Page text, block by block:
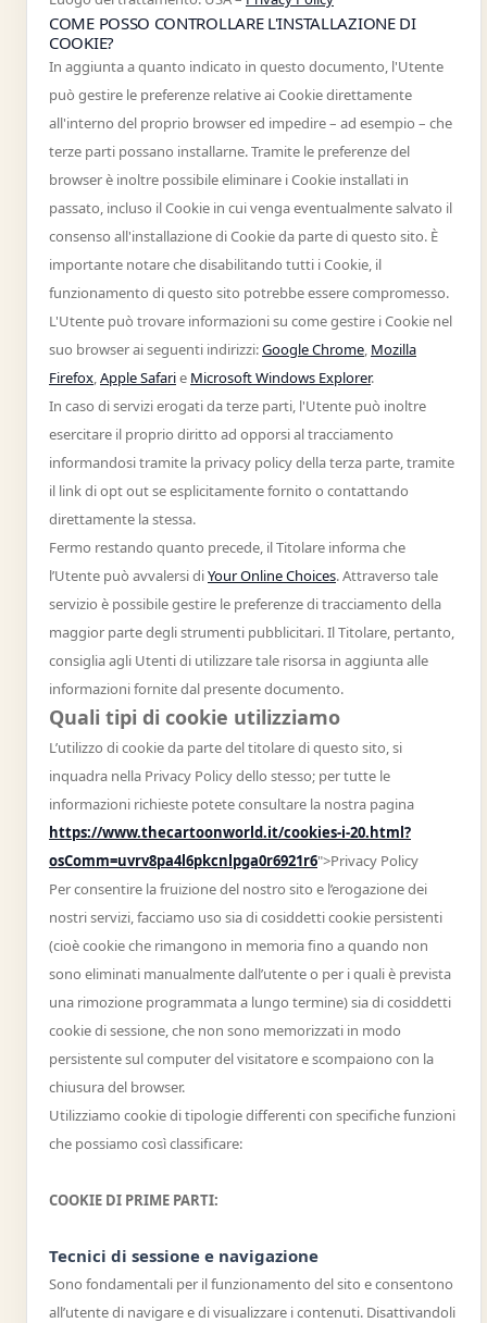
COME POSSO CONTROLLARE L'INSTALLAZIONE DI
COOKIE?
In aggiunta a quanto indicato in questo documento, l'Utente
può gestire le preferenze relative ai Cookie direttamente
all'interno del proprio browser ed impedire – ad esempio – che
terze parti possano installarne. Tramite le preferenze del
browser è inoltre possibile eliminare i Cookie installati in
passato, incluso il Cookie in cui venga eventualmente salvato il
consenso all'installazione di Cookie da parte di questo sito. È
importante notare che disabilitando tutti i Cookie, il
funzionamento di questo sito potrebbe essere compromesso.
L'Utente può trovare informazioni su come gestire i Cookie nel
suo browser ai seguenti indirizzi:Google Chrome, Mozilla
Firefox,Apple Safarie Microsoft Windows Explorer.
In caso di servizi erogati da terze parti, l'Utente può inoltre
esercitare il proprio diritto ad opporsi al tracciamento
informandosi tramite la privacy policy della terza parte, tramite
il link di opt out se esplicitamente fornito o contattando
direttamente la stessa.
Fermo restando quanto precede, il Titolare informa che
l’Utente può avvalersi diYour Online Choices. Attraverso tale
servizio è possibile gestire le preferenze di tracciamento della
maggior parte degli strumenti pubblicitari. Il Titolare, pertanto,
consiglia agli Utenti di utilizzare tale risorsa in aggiunta alle
informazioni fornite dal presente documento.
Quali tipi di cookie utilizziamo
L’utilizzo di cookie da parte del titolare di questo sito, si
inquadra nella Privacy Policy dello stesso; per tutte le
informazioni richieste potete consultare la nostra pagina
https://www.thecartoonworld.it/cookies-i-20.html?
osComm=uvrv8pa4l6pkcnlpga0r6921r6">Privacy Policy
Per consentire la fruizione del nostro sito e l’erogazione dei
nostri servizi, facciamo uso sia di cosiddetti cookie persistenti
(cioè cookie che rimangono in memoria fino a quando non
sono eliminati manualmente dall’utente o per i quali è prevista
una rimozione programmata a lungo termine) sia di cosiddetti
cookie di sessione, che non sono memorizzati in modo
persistente sul computer del visitatore e scompaiono con la
chiusura del browser.
Utilizziamo cookie di tipologie differenti con specifiche funzioni
che possiamo così classificare:
COOKIE DI PRIME PARTI:
Tecnici di sessione e navigazione
Sono fondamentali per il funzionamento del sito e consentono
all’utente di navigare e di visualizzare i contenuti. Disattivandoli